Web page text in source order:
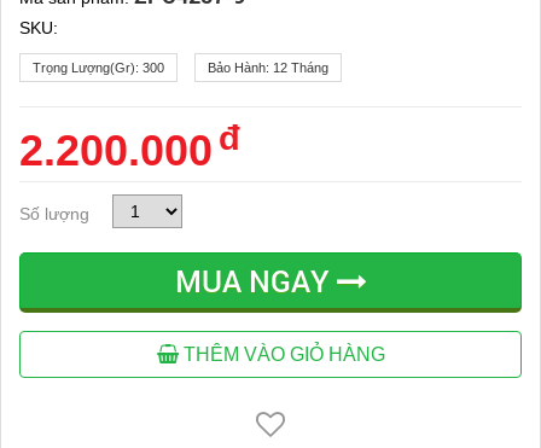
SKU:
Trọng Lượng(gr): 300 Bảo Hành: 12 Tháng
2.200.000 đ
Số lượng
MUA NGAY
THÊM VÀO GIỎ HÀNG